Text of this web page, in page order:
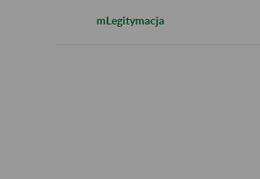
mLegitymacja